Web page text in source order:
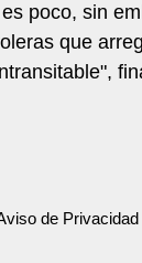
poco, sin
que
de Privacidad